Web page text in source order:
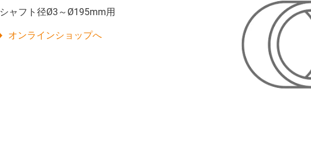
シャフト径Ø3～Ø195mm用
オンラインショップへ